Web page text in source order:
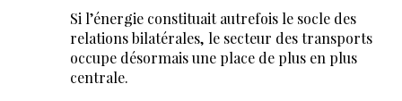
Si l’énergie constituait autrefois le socle des
relations bilatérales, le secteur des transports
occupe désormais une place de plus en plus
centrale.